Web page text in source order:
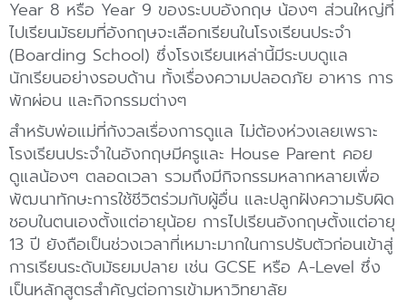
Year 8 หรือ Year 9 ของระบบอังกฤษ น้องๆ ส่วนใหญ่ที่
ไปเรียนมัธยมที่อังกฤษจะเลือกเรียนในโรงเรียนประจำ
(Boarding School) ซึ่งโรงเรียนเหล่านี้มีระบบดูแล
นักเรียนอย่างรอบด้าน ทั้งเรื่องความปลอดภัย อาหาร การ
พักผ่อน และกิจกรรมต่างๆ
สำหรับพ่อแม่ที่กังวลเรื่องการดูแล ไม่ต้องห่วงเลยเพราะ
โรงเรียนประจำในอังกฤษมีครูและ House Parent คอย
ดูแลน้องๆ ตลอดเวลา รวมถึงมีกิจกรรมหลากหลายเพื่อ
พัฒนาทักษะการใช้ชีวิตร่วมกับผู้อื่น และปลูกฝังความรับผิด
ชอบในตนเองตั้งแต่อายุน้อย การไปเรียนอังกฤษตั้งแต่อายุ
13 ปี ยังถือเป็นช่วงเวลาที่เหมาะมากในการปรับตัวก่อนเข้าสู่
การเรียนระดับมัธยมปลาย เช่น GCSE หรือ A-Level ซึ่ง
เป็นหลักสูตรสำคัญต่อการเข้ามหาวิทยาลัย